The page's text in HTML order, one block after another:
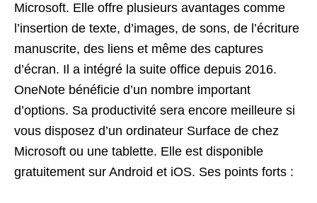
Microsoft. Elle offre plusieurs avantages comme
l’insertion de texte, d’images, de sons, de l’écriture
manuscrite, des liens et même des captures
d’écran. Il a intégré la suite office depuis 2016.
OneNote bénéficie d’un nombre important
d’options. Sa productivité sera encore meilleure si
vous disposez d’un ordinateur Surface de chez
Microsoft ou une tablette. Elle est disponible
gratuitement sur Android et iOS. Ses points forts :